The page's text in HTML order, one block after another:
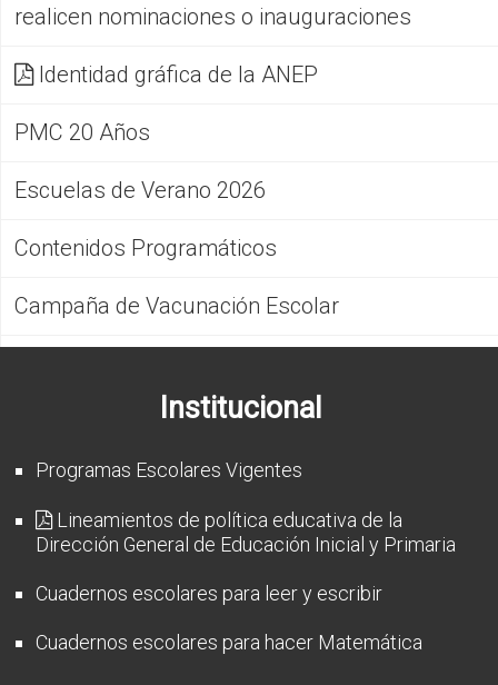
realicen nominaciones o inauguraciones
Identidad gráfica de la ANEP
PMC 20 Años
Escuelas de Verano 2026
Contenidos Programáticos
Campaña de Vacunación Escolar
Institucional
Programas Escolares Vigentes
Lineamientos de política educativa de la
Dirección General de Educación Inicial y Primaria
Cuadernos escolares para leer y escribir
Cuadernos escolares para hacer Matemática